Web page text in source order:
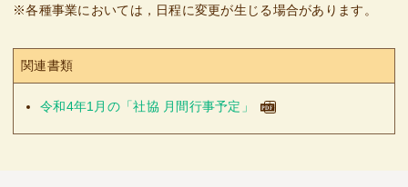
※各種事業においては，日程に変更が生じる場合があります。
関連書類
令和4年1月の「社協 月間行事予定」